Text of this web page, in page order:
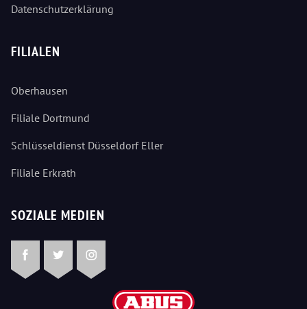
Datenschutzerklärung
FILIALEN
Oberhausen
Filiale Dortmund
Schlüsseldienst Düsseldorf Eller
Filiale Erkrath
SOZIALE MEDIEN
FacebookTwitterInstagram